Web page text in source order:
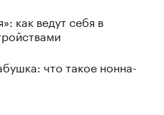
как ведут себя в
что такое нонна-